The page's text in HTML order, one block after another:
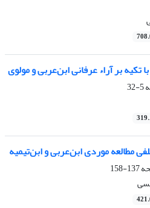
تکیه بر آراء عرفانی ابن‌عربی و مولوی
5-32
مطالعه موردی ابن‌عربی و ابن‌تیمیه
137-158